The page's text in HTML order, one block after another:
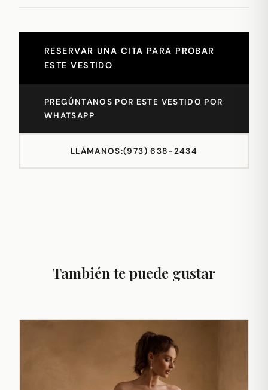
RESERVAR UNA CITA PARA PROBAR
ESTE VESTIDO
PREGÚNTANOS POR ESTE VESTIDO POR
WHATSAPP
LLÁMANOS:(973) 638-2434
También te puede gustar